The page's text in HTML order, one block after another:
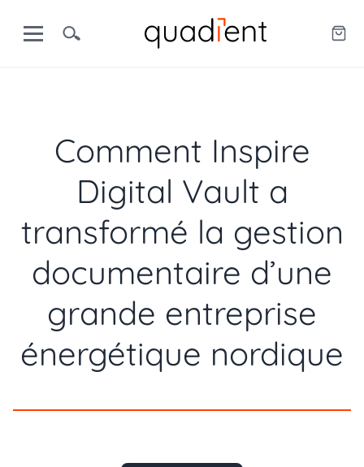
Comment Inspire
Digital Vault a
transformé la gestion
documentaire d’une
grande entreprise
énergétique nordique